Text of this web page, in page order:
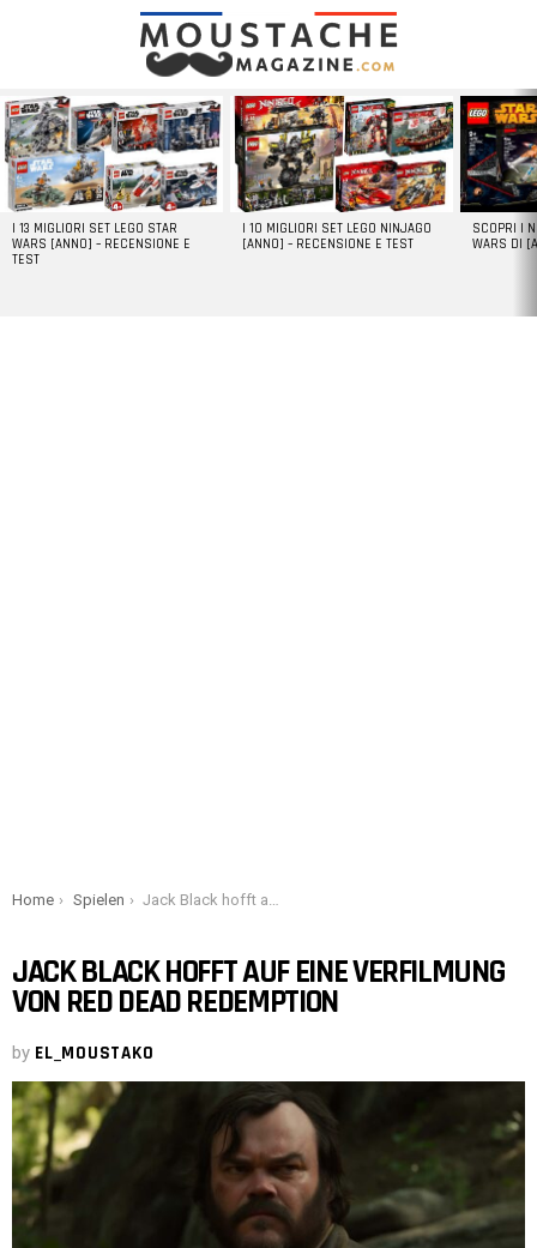
LATEST
STORIES
I 13 MIGLIORI SET LEGO STAR
WARS [ANNO] – RECENSIONE E
TEST
I 10 MIGLIORI SET LEGO NINJAGO
[ANNO] – RECENSIONE E TEST
SCOPRI I
WARS DI
You are here:
Home Spielen Jack Black hofft auf eine Verfilmung von Red Dead Redemption
JACK BLACK HOFFT AUF EINE VERFILMUNG
VON RED DEAD REDEMPTION
by EL_MOUSTAKO